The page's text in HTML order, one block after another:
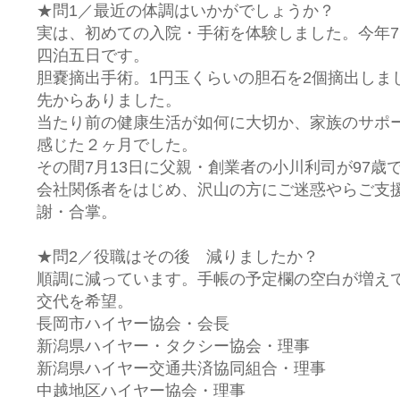
★問1／最近の体調はいかがでしょうか？
実は、初めての入院・手術を体験しました。今年
四泊五日です。
胆嚢摘出手術。1円玉くらいの胆石を2個摘出し
先からありました。
当たり前の健康生活が如何に大切か、家族のサポ
感じた２ヶ月でした。
その間7月13日に父親・創業者の小川利司が97歳
会社関係者をはじめ、沢山の方にご迷惑やらご
謝・合掌。
★問2／役職はその後 減りましたか？
順調に減っています。手帳の予定欄の空白が増え
交代を希望。
長岡市ハイヤー協会・会長
新潟県ハイヤー・タクシー協会・理事
新潟県ハイヤー交通共済協同組合・理事
中越地区ハイヤー協会・理事